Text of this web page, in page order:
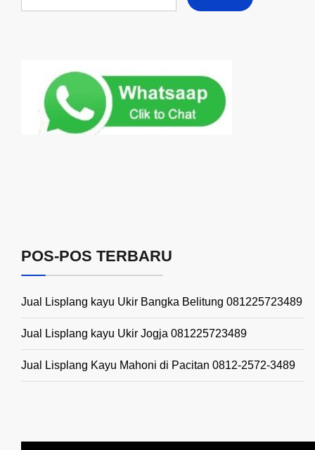
POS-POS TERBARU
Jual Lisplang kayu Ukir Bangka Belitung 081225723489
Jual Lisplang kayu Ukir Jogja 081225723489
Jual Lisplang Kayu Mahoni di Pacitan 0812-2572-3489